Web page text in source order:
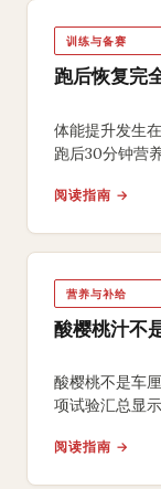
训练与备赛
跑后恢复完
体能提升发生
跑后30分钟营
科学恢复少走弯
阅读指南 →
营养与补给
酸樱桃汁不
酸樱桃不是车
项试验汇总显
阅读指南 →